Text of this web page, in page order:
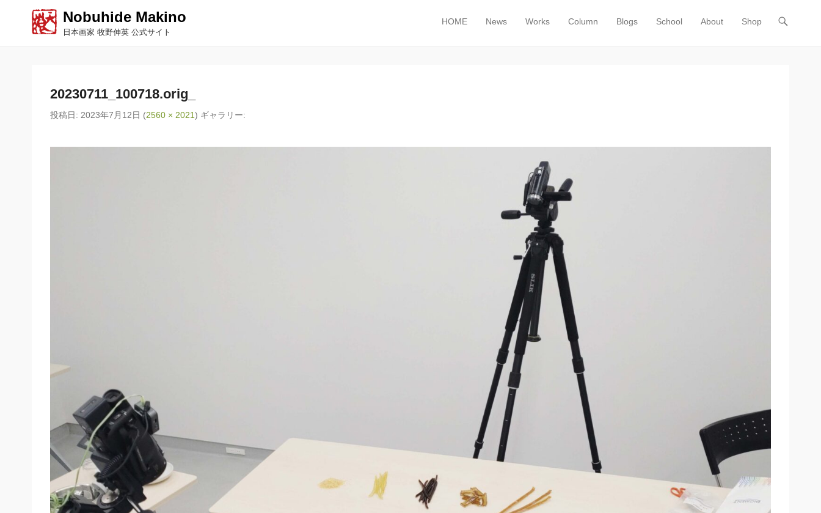
Nobuhide Makino
日本画家 牧野伸英 公式サイト
メインメニュー
コンテンツへスキップ
HOME News Works Column Blogs School About Shop
20230711_100718.orig_
投稿日: 2023年7月12日 (2560 × 2021) ギャラリー: